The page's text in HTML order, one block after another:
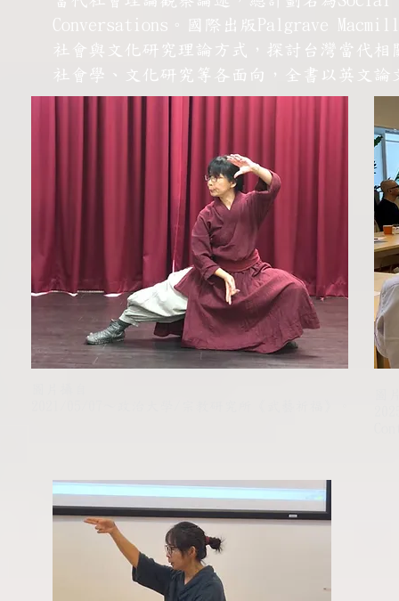
Conversations。國際出版Palgrave
社會與文化研究理論方式，探討台灣當代
社會學、文化研究等各面向，全書以英文論